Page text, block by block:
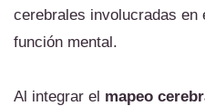
cerebrales involucradas en
función mental.
Al integrar el mapeo